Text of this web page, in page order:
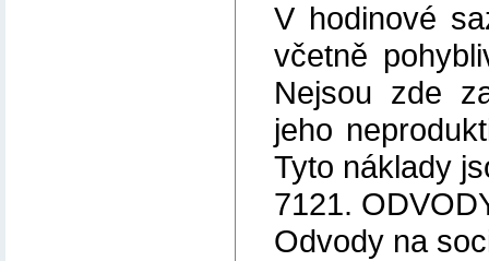
V hodinové
včetně
Nejsou zde
jeho
Tyto náklady
7121.
Odvody na